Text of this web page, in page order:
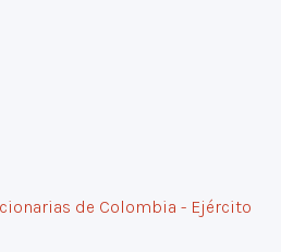
de Colombia - Ejército